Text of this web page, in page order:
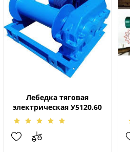
Лебедка тяговая
электрическая У5120.60